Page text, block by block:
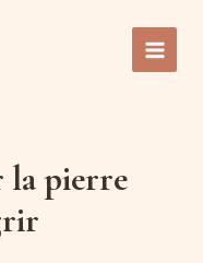
Main
la pierre